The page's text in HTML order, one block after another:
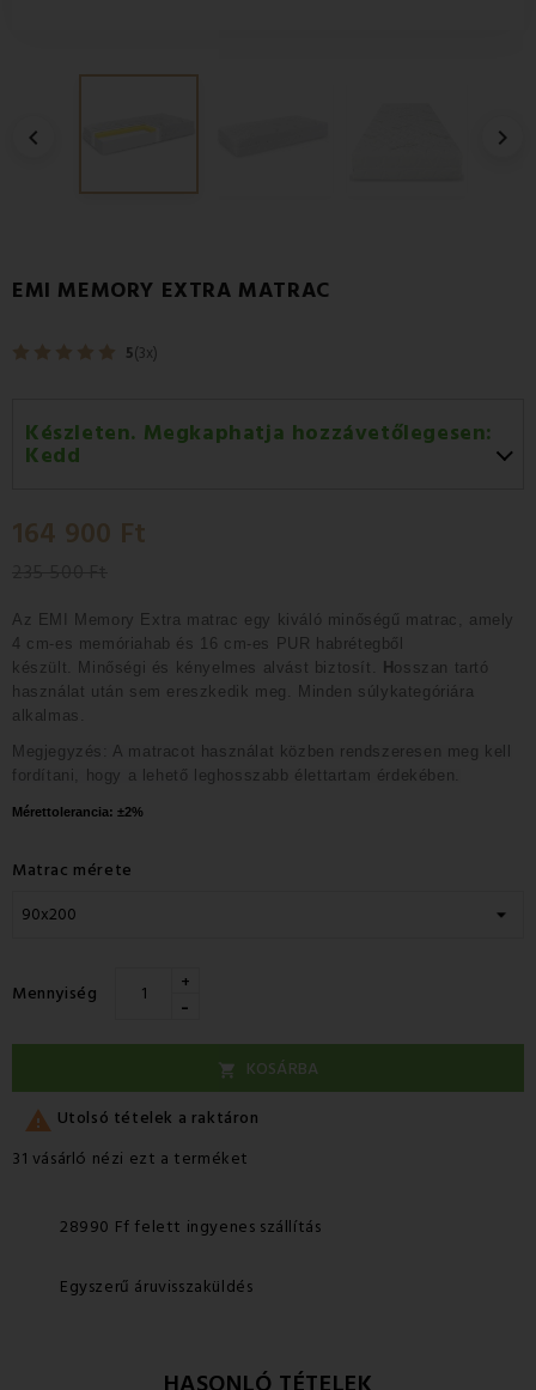
 
EMI MEMORY EXTRA MATRAC
5(3x)
Készleten. Megkaphatja hozzávetőlegesen:
Kedd
Szerda 12.08
164 900 Ft
Az EMI Memory Extra matrac egy kiváló minőségű matrac, amely
4 cm-es memóriahab és 16 cm-es PUR habrétegből
készült.
Minőségi és kényelmes alvást biztosít. H osszan tartó
használat után sem ereszkedik meg
Minden súlykategóriára
alkalmas.
Megjegyzés: A matracot használat közben rendszeresen meg kell
fordítani, hogy a lehető leghosszabb élettartam érdekében.
Mérettolerancia: ±2%
Matrac mérete
Mennyiség +
-
 KOSÁRBA
 Utolsó tételek a raktáron
31 vásárló nézi ezt a terméket
28990 Ff felett ingyenes szállítás
Egyszerű áruvisszaküldés